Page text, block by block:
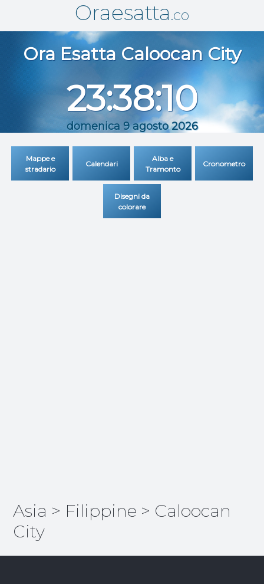
Oraesatta.co
Ora Esatta Caloocan City
23:38:10
domenica 9 agosto 2026
Mappe e
stradario
Calendari
Alba e
Tramonto
Cronometro
Disegni da
colorare
Asia > Filippine > Caloocan
City